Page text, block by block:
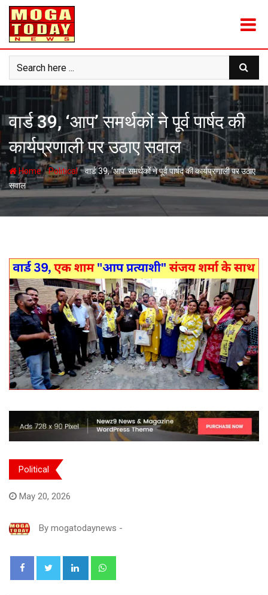
Skip
content
वार्ड 39, ‘आप’ समर्थकों ने पूर्व पार्षद की
कार्यप्रणाली पर उठाए सवाल
Home-Political-वार्ड 39, ‘आप’ समर्थकों ने पूर्व पार्षद की कार्यप्रणाली पर उठाए
सवाल
Political
May 20, 2026
By mogatodaynews -
LinkedIn